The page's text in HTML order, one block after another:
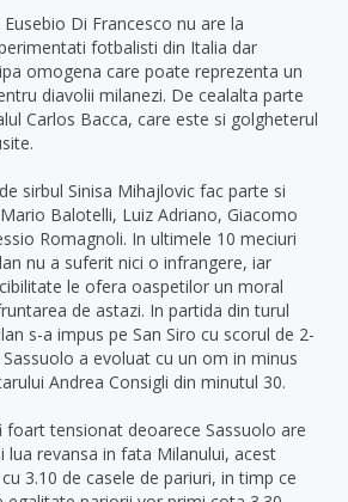
Di Francesco nu are la
fotbalisti din Italia dar
omogena care poate reprezenta un
diavolii milanezi. De cealalta parte
Carlos Bacca, care este si golgheterul
sirbul Sinisa Mihajlovic fac parte si
Balotelli, Luiz Adriano, Giacomo
Romagnoli. In ultimele 10 meciuri
nu a suferit nici o infrangere, iar
le ofera oaspetilor un moral
de astazi. In partida din turul
s-a impus pe San Siro cu scorul de 2-
a evoluat cu un om in minus
Andrea Consigli din minutul 30.
foart tensionat deoarece Sassuolo are
revansa in fata Milanului, acest
3.10 de casele de pariuri, in timp ce